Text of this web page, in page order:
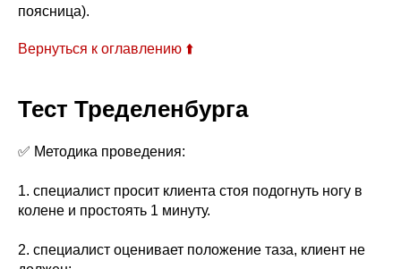
поясница).
Вернуться к оглавлению ⬆️
Тест Тределенбурга
✅ Методика проведения:
1. специалист просит клиента стоя подогнуть ногу в
колене и простоять 1 минуту.
2. специалист оценивает положение таза, клиент не